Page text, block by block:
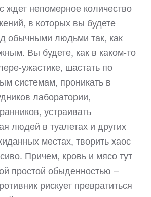
ждет непомерное количество
в которых вы будете
обычными людьми так, как
Вы будете, как в каком-то
ужастике, шастать по
системам, проникать в
лаборатории,
устраивать
людей в туалетах и других
местах, творить хаос
Причем, кровь и мясо тут
простой обыденностью –
рискует превратиться